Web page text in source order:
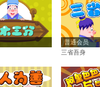
普通会员
三省吾身